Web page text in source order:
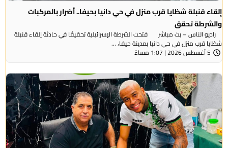
إلقاء قنبلة شظايا قرب منزل في حي دانيا بحيفا.. أضرار بالمركبات
والشرطة تحقق
راديو الناس – بث مباشر فتحت الشرطة الإسرائيلية تحقيقًا في حادثة إلقاء قنبلة
شظايا قرب منزل في حي دانيا بمدينة حيفا، ...
5 أغسطس 2026 | 1:07 مساءً